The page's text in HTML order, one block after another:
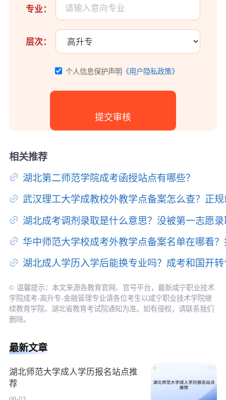
专业：
层次：
个人信息保护声明 《用户隐私政策》
相关推荐
湖北第二师范学院成考函授站点有哪些？
武汉理工大学成教校外教学点备案怎么查？正
湖北成考调剂录取是什么意思？没被第一志愿
华中师范大学校成考外教学点备案名单在哪看
湖北成人学历入学后能换专业吗？成考和国开
© 温馨提示：本文来源各教育官网、官号平台，最新咸宁职业技术
学院成考-高升专-金融管理专业请各位考生以咸宁职业技术学院继
续教育学院、湖北省教育考试院通知为准。如有侵权，请联系我们
删除。
最新文章
湖北师范大学成人学历报名站点推
荐